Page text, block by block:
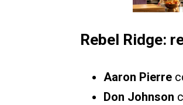
Rebel Ridge:
Aaron Pierre
Don Johnson